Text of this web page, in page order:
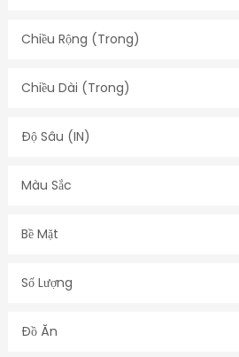
Chiều Rộng (trong)
Chiều Dài (trong)
Độ Sâu (IN)
Màu Sắc
Bề Mặt
Số Lượng
Đồ Ăn